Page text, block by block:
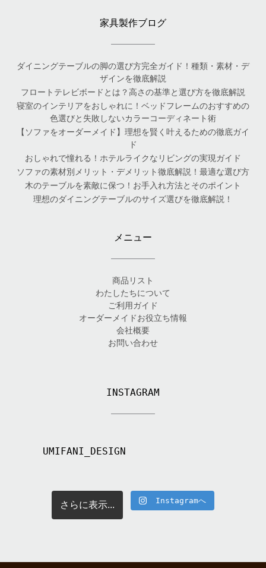
家具製作ブログ
ダイニングテーブルの脚の選び方完全ガイド！種類・素材・デ
ザインを徹底解説
フロートテレビボードとは？高さの基準と選び方を徹底解説
寝室のインテリアをおしゃれに！ベッドフレームのおすすめの
色選びと失敗しないカラーコーディネート術
【ソファをオーダーメイド】理想を賢く叶えるための徹底ガイ
ド
おしゃれで憧れる！ホテルライクなリビングの実現ガイド
ソファの素材別メリット・デメリット徹底解説！最適な選び方
木のテーブルを素敵に保つ！お手入れ方法とそのポイント
理想のダイニングテーブルのサイズ選びを徹底解説！
メニュー
商品リスト
わたしたちについて
ご利用ガイド
オーダーメイドお役立ち情報
会社概要
お問い合わせ
INSTAGRAM
UMIFANI_DESIGN
さらに表示... Instagramへ